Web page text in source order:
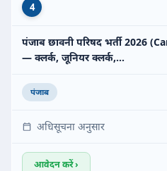
4
पंजाब छावनी परिषद भर्ती 2026
— क्लर्क, जूनियर क्लर्क,…
पंजाब
अधिसूचना अनुसार
आवेदन करें ›